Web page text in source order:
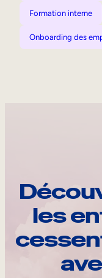
Formation interne
Onboarding des
les